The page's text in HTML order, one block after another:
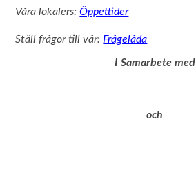
Våra lokalers:Öppettider
Ställ frågor till vår: Frågelåda
I Samarbete med
och